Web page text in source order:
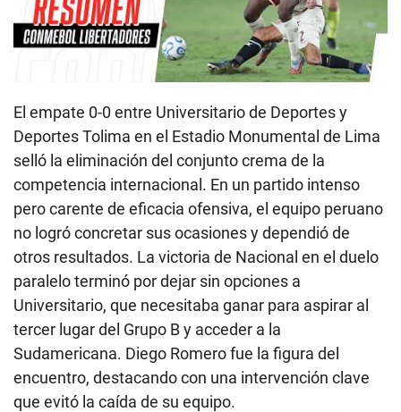
El empate 0-0 entre Universitario de Deportes y
Deportes Tolima en el Estadio Monumental de Lima
selló la eliminación del conjunto crema de la
competencia internacional. En un partido intenso
pero carente de eficacia ofensiva, el equipo peruano
no logró concretar sus ocasiones y dependió de
otros resultados. La victoria de Nacional en el duelo
paralelo terminó por dejar sin opciones a
Universitario, que necesitaba ganar para aspirar al
tercer lugar del Grupo B y acceder a la
Sudamericana. Diego Romero fue la figura del
encuentro, destacando con una intervención clave
que evitó la caída de su equipo.